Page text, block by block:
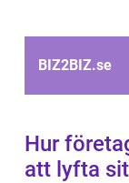
BIZ2BIZ.se
Hur
att lyfta